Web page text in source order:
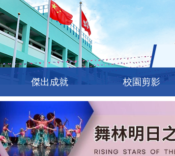
傑出成就 校園剪影